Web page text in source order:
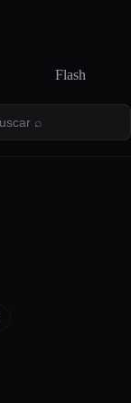
Flash